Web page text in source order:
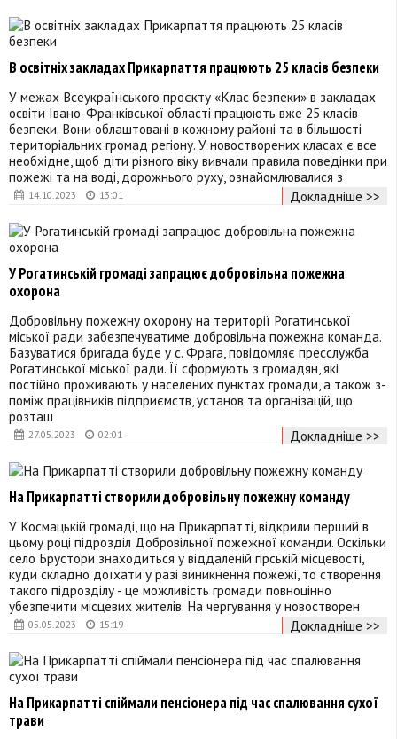
14.10.2023 13:01
В освітніх закладах Прикарпаття працюють 25 класів безпеки
У межах Всеукраїнського проєкту «Клас безпеки» в закладах
освіти Івано-Франківської області працюють вже 25 класів
безпеки. Вони облаштовані в кожному районі та в більшості
територіальних громад регіону. У новостворених класах є все
необхідне, щоб діти різного віку вивчали правила поведінки при
пожежі та на воді, дорожнього руху, ознайомлювалися з
Докладніше >>
27.05.2023 02:01
У Рогатинській громаді запрацює добровільна пожежна
охорона
Добровільну пожежну охорону на території Рогатинської
міської ради забезпечуватиме добровільна пожежна команда.
Базуватися бригада буде у с. Фрага, повідомляє пресслужба
Рогатинської міської ради. Її сформують з громадян, які
постійно проживають у населених пунктах громади, а також з-
поміж працівників підприємств, установ та організацій, що
розташ
Докладніше >>
05.05.2023 15:19
На Прикарпатті створили добровільну пожежну команду
У Космацькій громаді, що на Прикарпатті, відкрили перший в
цьому році підрозділ Добровільної пожежної команди. Оскільки
село Брустори знаходиться у віддаленій гірській місцевості,
куди складно доїхати у разі виникнення пожежі, то створення
такого підрозділу - це можливість громади повноцінно
убезпечити місцевих жителів. На чергування у новостворен
Докладніше >>
На Прикарпатті спіймали пенсіонера під час спалювання сухої
трави